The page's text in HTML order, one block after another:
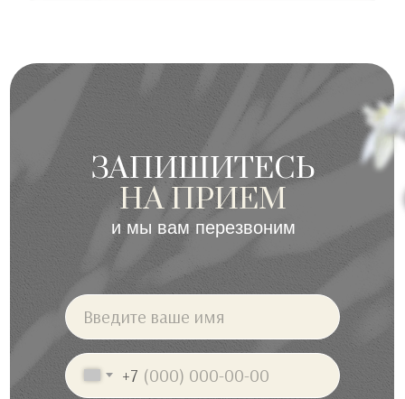
ЗАПИШИТЕСЬ
НА ПРИЕМ
и мы вам перезвоним
Введите ваше имя
+7